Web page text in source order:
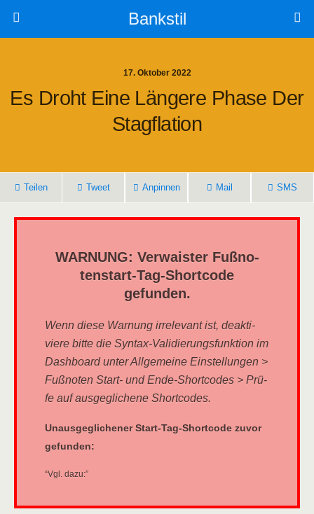
Bankstil
17. Oktober 2022
Es Droht Eine Län­ge­re Pha­se Der
Stagflation
Tei­len Tweet Anpin­nen Mail SMS
WARNUNG: Ver­wais­ter Fuß­no­
ten­start-Tag-Short­code
gefunden.
Wenn die­se War­nung irrele­vant ist, deak­ti­
vie­re bit­te die Syn­tax-Vali­die­rungs­funk­ti­on im
Dash­board unter All­ge­mei­ne Ein­stel­lun­gen >
Fuß­no­ten Start- und Ende-Short­codes > Prü­
fe auf aus­ge­gli­che­ne Shortcodes.
Unaus­ge­gli­che­ner Start-Tag-Short­code zuvor
gefunden:
“Vgl. dazu:”